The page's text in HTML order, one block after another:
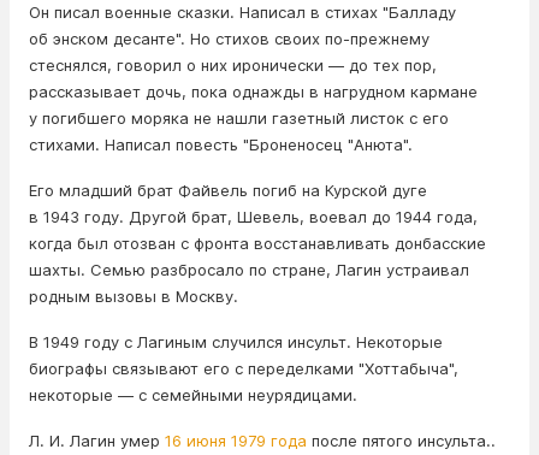
Он писал военные сказки. Написал в стихах "Балладу
об энском десанте". Но стихов своих по-прежнему
стеснялся, говорил о них иронически — до тех пор,
рассказывает дочь, пока однажды в нагрудном кармане
у погибшего моряка не нашли газетный листок с его
стихами. Написал повесть "Броненосец "Анюта".
Его младший брат Файвель погиб на Курской дуге
в 1943 году. Другой брат, Шевель, воевал до 1944 года,
когда был отозван с фронта восстанавливать донбасские
шахты. Семью разбросало по стране, Лагин устраивал
родным вызовы в Москву.
В 1949 году с Лагиным случился инсульт. Некоторые
биографы связывают его с переделками "Хоттабыча",
некоторые — с семейными неурядицами.
Л. И. Лагин умер 16 июня 1979 года после пятого инсульта..